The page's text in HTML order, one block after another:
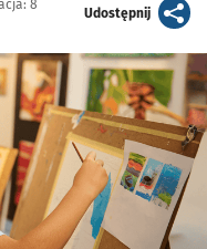
8
Udostępnijartykuł